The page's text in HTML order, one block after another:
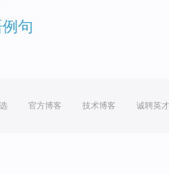
句
官方博客 技术博客 诚聘英才